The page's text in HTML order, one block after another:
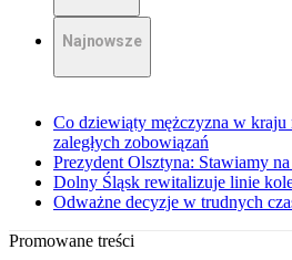
Najnowsze
Co dziewiąty mężczyzna w kraju
zaległych zobowiązań
Prezydent Olsztyna: Stawiamy
Dolny Śląsk rewitalizuje linie
Odważne decyzje w trudnych
Promowane treści